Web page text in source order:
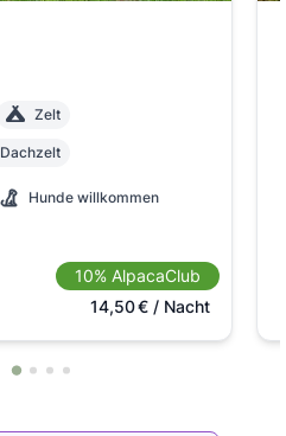
Zelt
Dachzelt
Hunde willkommen
10% AlpacaClub
14,50€/ Nacht